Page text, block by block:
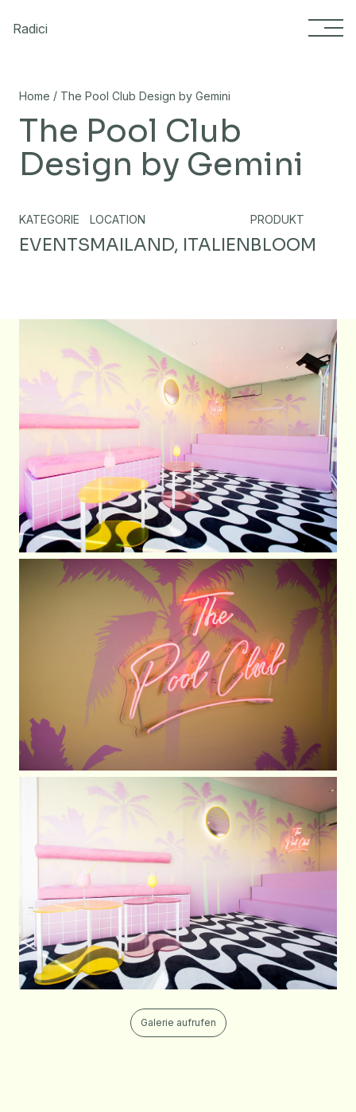
Radici
Home / The Pool Club Design by Gemini
The Pool Club
Design by Gemini
KATEGORIE
EVENTS
LOCATION
MAILAND, ITALIEN
PRODUKT
BLOOM
Galerie aufrufen